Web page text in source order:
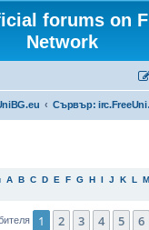
forums on
Network
A B C D E F G H I J K L M
1 2 3 4 5 6